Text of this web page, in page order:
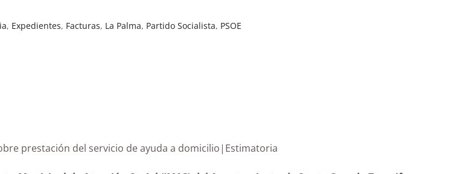
, Expedientes, Facturas, La Palma, Partido Socialista, PSOE
sobre prestación del servicio de ayuda a domicilio|Estimatoria